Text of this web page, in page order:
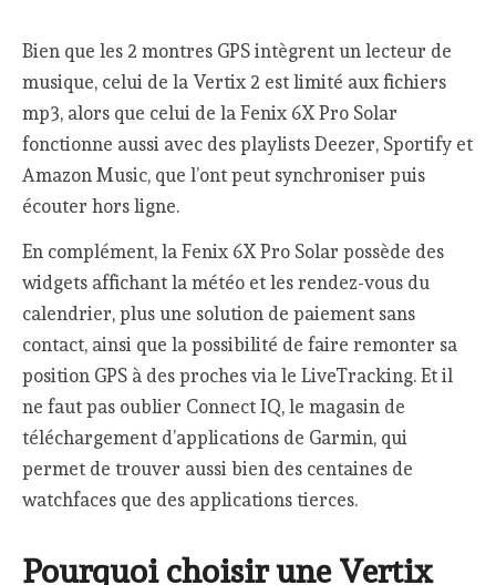
Bien que les 2 montres GPS intègrent un lecteur de
musique, celui de la Vertix 2 est limité aux fichiers
mp3, alors que celui de la Fenix 6X Pro Solar
fonctionne aussi avec des playlists Deezer, Sportify et
Amazon Music, que l’ont peut synchroniser puis
écouter hors ligne.
En complément, la Fenix 6X Pro Solar possède des
widgets affichant la météo et les rendez-vous du
calendrier, plus une solution de paiement sans
contact, ainsi que la possibilité de faire remonter sa
position GPS à des proches via le LiveTracking. Et il
ne faut pas oublier Connect IQ, le magasin de
téléchargement d’applications de Garmin, qui
permet de trouver aussi bien des centaines de
watchfaces que des applications tierces.
Pourquoi choisir une Vertix